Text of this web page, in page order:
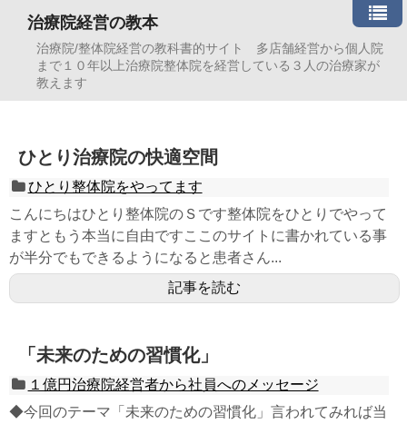
治療院経営の教本
治療院/整体院経営の教科書的サイト 多店舗経営から個人院
まで１０年以上治療院整体院を経営している３人の治療家が
教えます
ひとり治療院の快適空間
ひとり整体院をやってます
こんにちはひとり整体院のＳです整体院をひとりでやって
ますともう本当に自由ですここのサイトに書かれている事
が半分でもできるようになると患者さん...
記事を読む
「未来のための習慣化」
１億円治療院経営者から社員へのメッセージ
◆今回のテーマ「未来のための習慣化」言われてみれば当